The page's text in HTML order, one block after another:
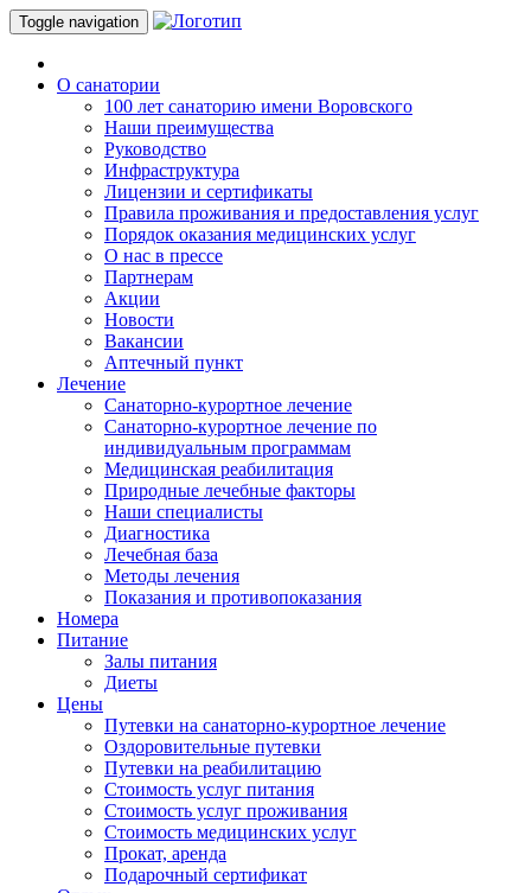
Toggle navigation
О санатории
100 лет санаторию имени Воровского
Наши преимущества
Руководство
Инфраструктура
Лицензии и сертификаты
Правила проживания и предоставления услуг
Порядок оказания медицинских услуг
О нас в прессе
Партнерам
Акции
Новости
Вакансии
Аптечный пункт
Лечение
Санаторно-курортное лечение
Санаторно-курортное лечение по
индивидуальным программам
Медицинская реабилитация
Природные лечебные факторы
Наши специалисты
Диагностика
Лечебная база
Методы лечения
Показания и противопоказания
Номера
Питание
Залы питания
Диеты
Цены
Путевки на санаторно-курортное лечение
Оздоровительные путевки
Путевки на реабилитацию
Стоимость услуг питания
Стоимость услуг проживания
Стоимость медицинских услуг
Прокат, аренда
Подарочный сертификат